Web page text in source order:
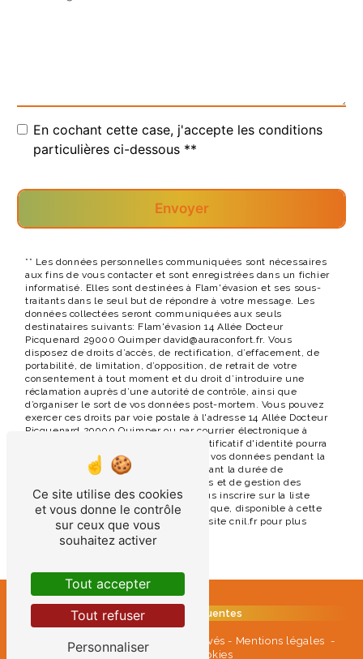
En cochant cette case, j'accepte les conditions
particulières ci-dessous **
Envoyer
** Les données personnelles communiquées sont nécessaires
aux fins de vous contacter et sont enregistrées dans un fichier
informatisé. Elles sont destinées à Flam'évasion et ses sous-
traitants dans le seul but de répondre à votre message. Les
données collectées seront communiquées aux seuls
destinataires suivants: Flam'évasion 14 Allée Docteur
Picquenard 29000 Quimper david@auraconfort.fr. Vous
disposez de droits d’accès, de rectification, d’effacement, de
portabilité, de limitation, d’opposition, de retrait de votre
consentement à tout moment et du droit d’introduire une
réclamation auprès d’une autorité de contrôle, ainsi que
d’organiser le sort de vos données post-mortem. Vous pouvez
exercer ces droits par voie postale à l'adresse 14 Allée Docteur
Picquenard 29000 Quimper ou par courrier électronique à
l'adresse david@auraconfort.fr. Un justificatif d'identité pourra
vous être demandé. Nous conservons vos données pendant la
période de prise de contact puis pendant la durée de
prescription légale aux fins probatoires et de gestion des
contentieux. Vous avez le droit de vous inscrire sur la liste
d'opposition au démarchage téléphonique, disponible à cette
adresse:Bloctel.gouv.fr. Consultez le site cnil.fr pour plus
d’informations sur vos droits.
Recherches fréquentes
Vistalid- 2026 - Tous droits réservés - Mentions légales -
Gestion des cookies
Ce site utilise des cookies
et vous donne le contrôle
sur ceux que vous
souhaitez activer
Tout accepter
Tout refuser
Personnaliser